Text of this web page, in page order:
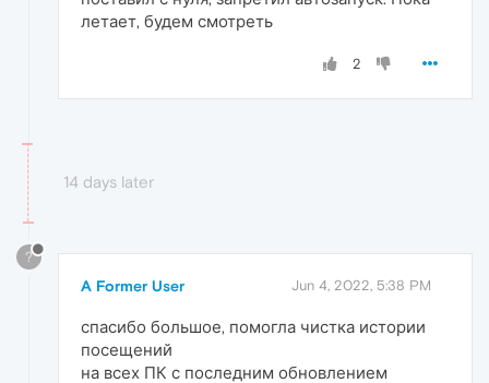
летает, будем смотреть
2
14 days later
?
A Former User Jun 4, 2022, 5:38 PM
спасибо большое, помогла чистка истории
посещений
на всех ПК с последним обновлением